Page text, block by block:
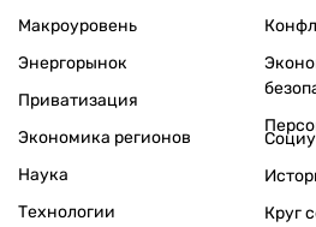
Макроуровень
Энергорынок
Приватизация
Экономика регионов
Наука
Технологии
Круг